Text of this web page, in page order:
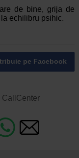
de bine, grija de
echilibru psihic.
pe Facebook
CallCenter